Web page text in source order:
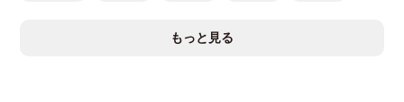
もっと見る